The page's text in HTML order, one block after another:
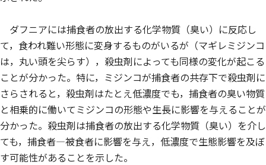
ダフニアには捕食者の放出する化学物質（臭い）に反応し
て，食われ難い形態に変身するものがいるが（マギレミジンコ
は，丸い頭を尖らす），殺虫剤によっても同様の変化が起こる
ことが分かった。特に，ミジンコが捕食者の共存下で殺虫剤に
さらされると，殺虫剤はたとえ低濃度でも，捕食者の臭い物質
と相乗的に働いてミジンコの形態や生長に影響を与えることが
分かった。殺虫剤は捕食者の放出する化学物質（臭い）を介し
ても，捕食者—被食者に影響を与え，低濃度で生態影響を及ぼ
す可能性があることを示した。